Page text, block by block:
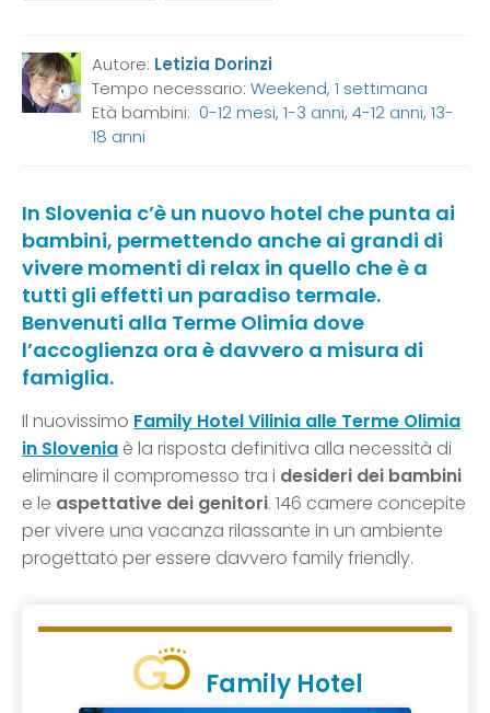
Autore: Letizia Dorinzi
Tempo necessario:Weekend, 1 settimana
Età bambini:0-12 mesi,1-3 anni,4-12 anni,13-
18 anni
In Slovenia c’è un nuovo hotel che punta ai
bambini, permettendo anche ai grandi di
vivere momenti di relax in quello che è a
tutti gli effetti un paradiso termale.
Benvenuti alla Terme Olimia dove
l’accoglienza ora è davvero a misura di
famiglia.
Il nuovissimo Family Hotel Vilinia alle Terme Olimia
in Slovenia è la risposta definitiva alla necessità di
eliminare il compromesso tra i desideri dei bambini
e le aspettative dei genitori. 146 camere concepite
per vivere una vacanza rilassante in un ambiente
progettato per essere davvero family friendly.
Family Hotel